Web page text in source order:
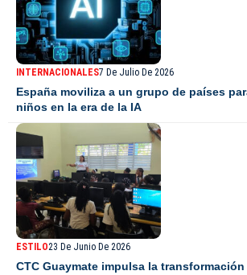
INTERNACIONALES7 De Julio De 2026
España moviliza a un grupo de países
niños en la era de la IA
ESTILO23 De Junio De 2026
CTC Guaymate impulsa la